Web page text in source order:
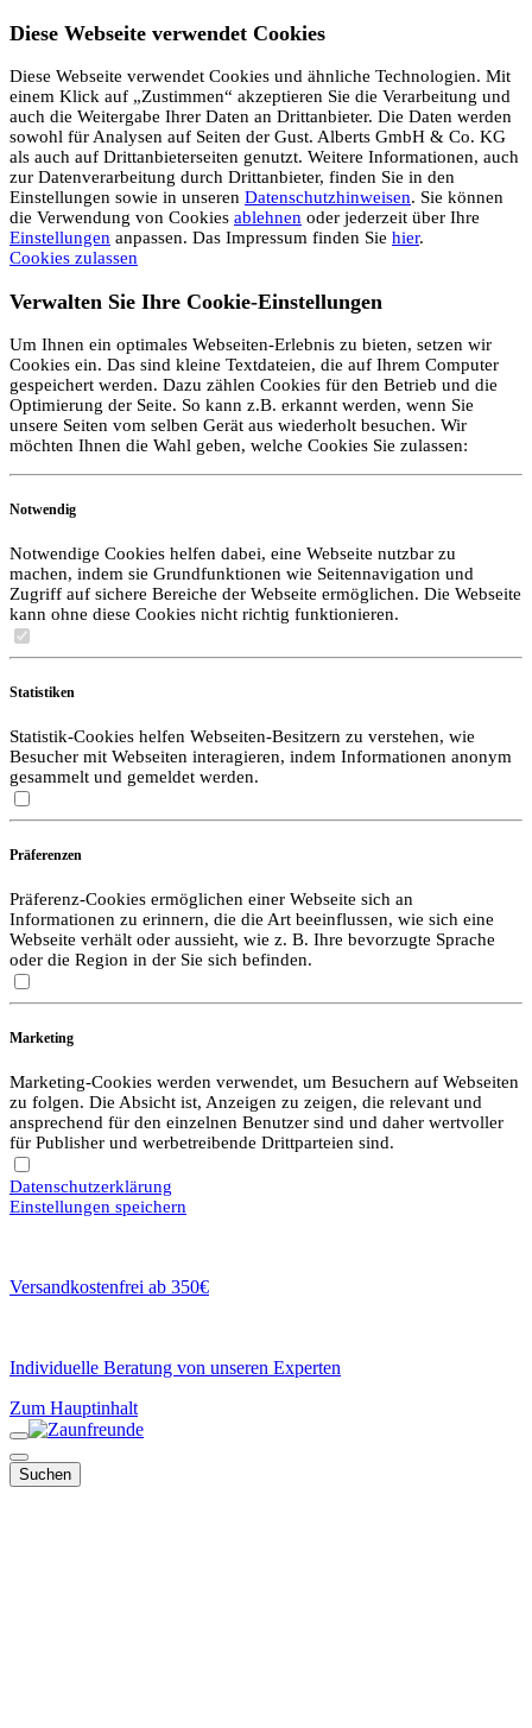
Diese Webseite verwendet Cookies
Diese Webseite verwendet Cookies und ähnliche Technologien. Mit
einem Klick auf „Zustimmen“ akzeptieren Sie die Verarbeitung und
auch die Weitergabe Ihrer Daten an Drittanbieter. Die Daten werden
sowohl für Analysen auf Seiten der Gust. Alberts GmbH & Co. KG
als auch auf Drittanbieterseiten genutzt. Weitere Informationen, auch
zur Datenverarbeitung durch Drittanbieter, finden Sie in den
Einstellungen sowie in unseren Datenschutzhinweisen. Sie können
die Verwendung von Cookies ablehnen oder jederzeit über Ihre
Einstellungen anpassen. Das Impressum finden Sie hier.
Cookies zulassen
Verwalten Sie Ihre Cookie-Einstellungen
Um Ihnen ein optimales Webseiten-Erlebnis zu bieten, setzen wir
Cookies ein. Das sind kleine Textdateien, die auf Ihrem Computer
gespeichert werden. Dazu zählen Cookies für den Betrieb und die
Optimierung der Seite. So kann z.B. erkannt werden, wenn Sie
unsere Seiten vom selben Gerät aus wiederholt besuchen. Wir
möchten Ihnen die Wahl geben, welche Cookies Sie zulassen:
Notwendig
Notwendige Cookies helfen dabei, eine Webseite nutzbar zu
machen, indem sie Grundfunktionen wie Seitennavigation und
Zugriff auf sichere Bereiche der Webseite ermöglichen. Die Webseite
kann ohne diese Cookies nicht richtig funktionieren.
Statistiken
Statistik-Cookies helfen Webseiten-Besitzern zu verstehen, wie
Besucher mit Webseiten interagieren, indem Informationen anonym
gesammelt und gemeldet werden.
Präferenzen
Präferenz-Cookies ermöglichen einer Webseite sich an
Informationen zu erinnern, die die Art beeinflussen, wie sich eine
Webseite verhält oder aussieht, wie z. B. Ihre bevorzugte Sprache
oder die Region in der Sie sich befinden.
Marketing
Marketing-Cookies werden verwendet, um Besuchern auf Webseiten
zu folgen. Die Absicht ist, Anzeigen zu zeigen, die relevant und
ansprechend für den einzelnen Benutzer sind und daher wertvoller
für Publisher und werbetreibende Drittparteien sind.
Datenschutzerklärung
Einstellungen speichern
Versandkostenfrei ab 350€
Individuelle Beratung von unseren Experten
Zum Hauptinhalt
Suchen